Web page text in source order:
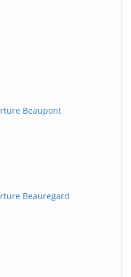
Beaupont
Beauregard